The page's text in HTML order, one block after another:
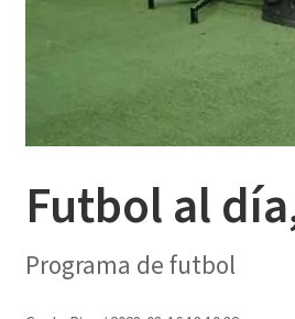
Futbol al
Programa de futbol